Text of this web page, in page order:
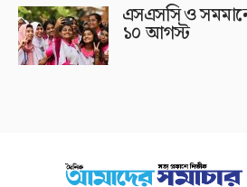
এসএসসি ও
১০ আগস্ট